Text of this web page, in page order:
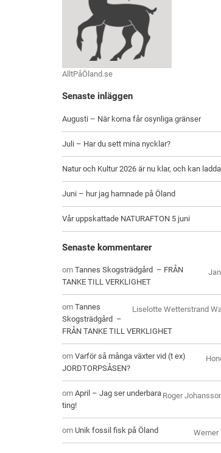
AlltPåÖland.se
Senaste inläggen
Augusti – När korna får osynliga gränser
Juli – Har du sett mina nycklar?
Natur och Kultur 2026 är nu klar, och kan
Juni – hur jag hamnade på Öland
Vår uppskattade NATURAFTON 5 juni
Senaste kommentarer
omTannes Skogsträdgård – FRÅN
TANKE TILL VERKLIGHET
Liselotte Wetterstrand
omTannes
Skogsträdgård –
FRÅN TANKE TILL VERKLIGHET
omVarför så många växter vid (t ex)
JORDTORPSÅSEN?
Roger
omApril – Jag ser underbara
ting!
Werner
om Unik fossil fisk på Öland